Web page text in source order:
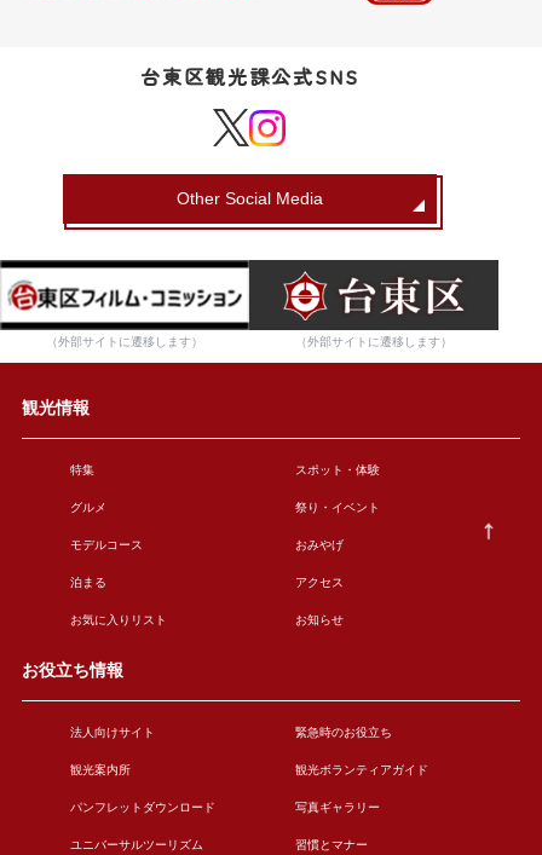
台東区観光課公式SNS
Other Social Media
（外部サイトに遷移します） （外部サイトに遷移します）
観光情報
特集 スポット・体験
グルメ 祭り・イベント
モデルコース おみやげ
泊まる アクセス
お気に入りリスト お知らせ
お役立ち情報
法人向けサイト 緊急時のお役立ち
観光案内所 観光ボランティアガイド
パンフレットダウンロード 写真ギャラリー
ユニバーサルツーリズム 習慣とマナー